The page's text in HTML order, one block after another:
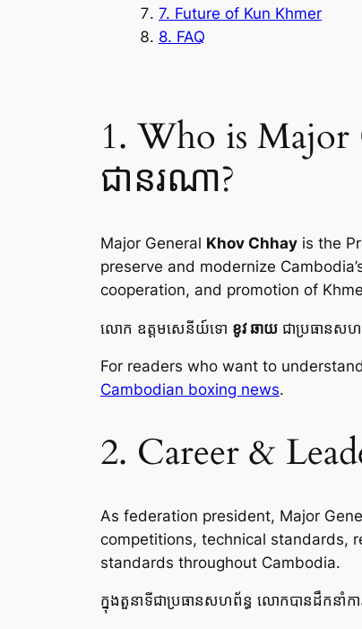
7. Future of Kun Khmer
8. FAQ
1. Who is
ជានរណា?
Major General Khov Chhay is the
preserve and modernize
cooperation, and promotion of
លោក ឧត្តមសេនីយ៍ទោ ខូវ ឆាយ ជាប្រធានសហ
For readers who want to
Cambodian boxing news.
2. Career &
As federation president, Major
competitions, technical standards,
standards throughout Cambodia.
ក្នុងតួនាទីជាប្រធានសហព័ន្ធ លោកបានដឹកនាំកា